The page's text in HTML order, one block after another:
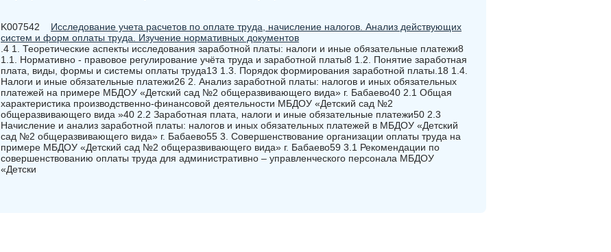
K007542 Исследование учета расчетов по оплате труда, начисление налогов. Анализ действующих
систем и форм оплаты труда. Изучение нормативных документов
.4 1. Теоретические аспекты исследования заработной платы: налоги и иные обязательные платежи8
1.1. Нормативно - правовое регулирование учёта труда и заработной платы8 1.2. Понятие заработная
плата, виды, формы и системы оплаты труда13 1.3. Порядок формирования заработной платы.18 1.4.
Налоги и иные обязательные платежи26 2. Анализ заработной платы: налогов и иных обязательных
платежей на примере МБДОУ «Детский сад №2 общеразвивающего вида» г. Бабаево40 2.1 Общая
характеристика производственно-финансовой деятельности МБДОУ «Детский сад №2
общеразвивающего вида »40 2.2 Заработная плата, налоги и иные обязательные платежи50 2.3
Начисление и анализ заработной платы: налогов и иных обязательных платежей в МБДОУ «Детский
сад №2 общеразвивающего вида» г. Бабаево55 3. Совершенствование организации оплаты труда на
примере МБДОУ «Детский сад №2 общеразвивающего вида» г. Бабаево59 3.1 Рекомендации по
совершенствованию оплаты труда для административно – управленческого персонала МБДОУ
«Детски